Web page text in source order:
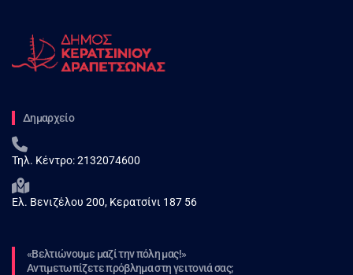
Δημαρχείο
Τηλ. Κέντρο:2132074600
Ελ. Βενιζέλου 200, Κερατσίνι 187 56
«Βελτιώνουμε μαζί την πόλη μας!»
Αντιμετωπίζετε πρόβλημα στη γειτονιά σας;